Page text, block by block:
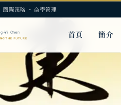
國際策略 · 商學管理
首頁 簡介